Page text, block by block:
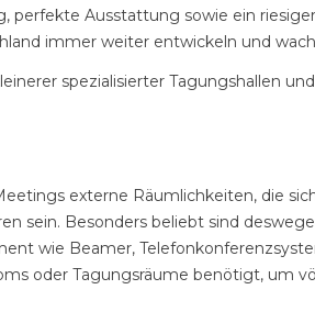
Ausstattung sowie ein
immer weiter entwickeln und
spezialisierter Tagungshallen
externe Räumlichkeiten, die
sein. Besonders beliebt sind
wie Beamer,
oder Tagungsräume benötigt, um